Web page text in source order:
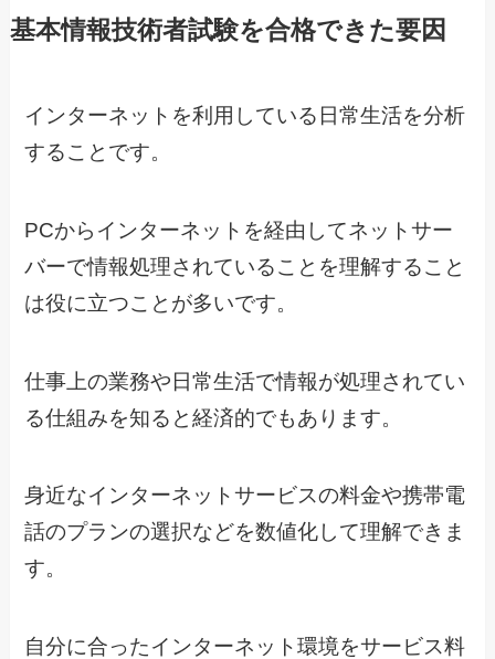
基本情報技術者試験を合格できた要因
インターネットを利用している日常生活を分析
することです。
PCからインターネットを経由してネットサー
バーで情報処理されていることを理解すること
は役に立つことが多いです。
仕事上の業務や日常生活で情報が処理されてい
る仕組みを知ると経済的でもあります。
身近なインターネットサービスの料金や携帯電
話のプランの選択などを数値化して理解できま
す。
自分に合ったインターネット環境をサービス料